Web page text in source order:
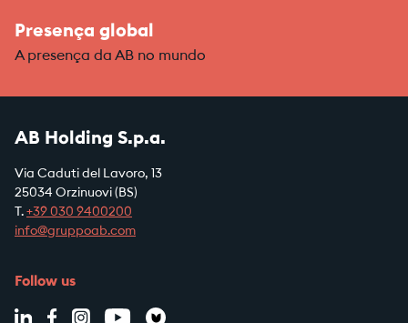
Presença global
A presença da AB no mundo
AB Holding S.p.a.
Via Caduti del Lavoro, 13
25034 Orzinuovi (BS)
T. +39 030 9400200
info@gruppoab.com
Follow us